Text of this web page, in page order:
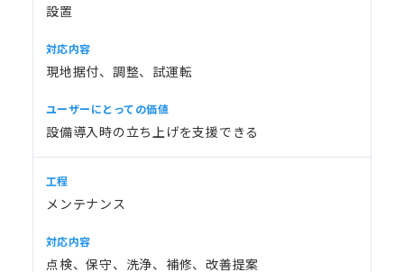
設置
現地据付、調整、試運転
設備導入時の立ち上げを支援できる
メンテナンス
点検、保守、洗浄、補修、改善提案